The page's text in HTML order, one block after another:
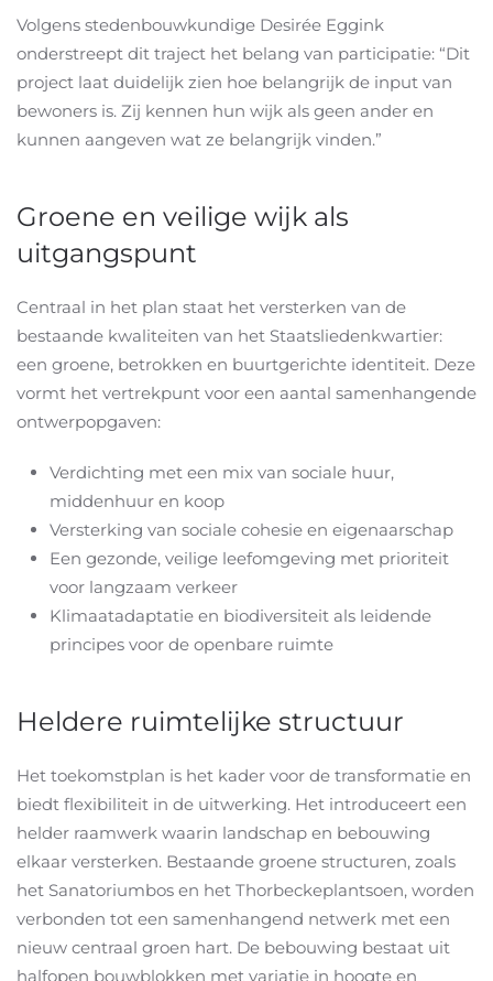
Volgens stedenbouwkundige Desirée Eggink
onderstreept dit traject het belang van participatie: “Dit
project laat duidelijk zien hoe belangrijk de input van
bewoners is. Zij kennen hun wijk als geen ander en
kunnen aangeven wat ze belangrijk vinden.”
Groene en veilige wijk als
uitgangspunt
Centraal in het plan staat het versterken van de
bestaande kwaliteiten van het Staatsliedenkwartier:
een groene, betrokken en buurtgerichte identiteit. Deze
vormt het vertrekpunt voor een aantal samenhangende
ontwerpopgaven:
Verdichting met een mix van sociale huur,
middenhuur en koop
Versterking van sociale cohesie en eigenaarschap
Een gezonde, veilige leefomgeving met prioriteit
voor langzaam verkeer
Klimaatadaptatie en biodiversiteit als leidende
principes voor de openbare ruimte
Heldere ruimtelijke structuur
Het toekomstplan is het kader voor de transformatie en
biedt flexibiliteit in de uitwerking. Het introduceert een
helder raamwerk waarin landschap en bebouwing
elkaar versterken. Bestaande groene structuren, zoals
het Sanatoriumbos en het Thorbeckeplantsoen, worden
verbonden tot een samenhangend netwerk met een
nieuw centraal groen hart. De bebouwing bestaat uit
halfopen bouwblokken met variatie in hoogte en